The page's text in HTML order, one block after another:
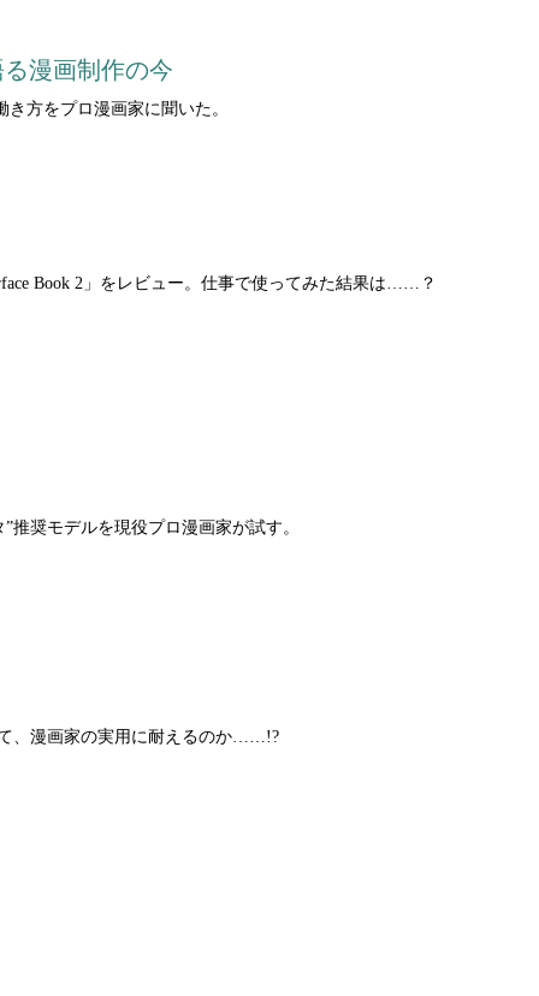
漫画制作の今
方をプロ漫画家に聞いた。
Book 2」をレビュー。仕事で使ってみた結果は……？
奨モデルを現役プロ漫画家が試す。
、漫画家の実用に耐えるのか……!?